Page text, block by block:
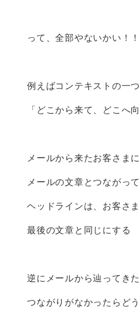
って、全部やないかい！！
例えばコンテキストの一
「どこから来て、どこへ
メールから来たお客さま
メールの文章とつながっ
ヘッドラインは、お客さ
最後の文章と同じにする
逆にメールから辿ってきた
つながりがなかったらど